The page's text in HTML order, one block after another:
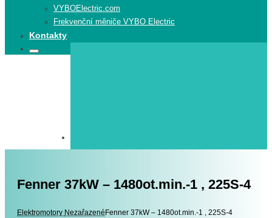
VYBOElectric.com
Frekvenční měniče VYBO Electric
Kontakty
Search
Search
Fenner 37kW – 1480ot.min.-1 , 225S-4
Elektromotory Elektromotory
Nezařazené Fenner 37kW – 1480ot.min.-1 , 225S-4